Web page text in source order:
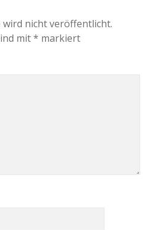
wird nicht veröffentlicht.
mit* markiert